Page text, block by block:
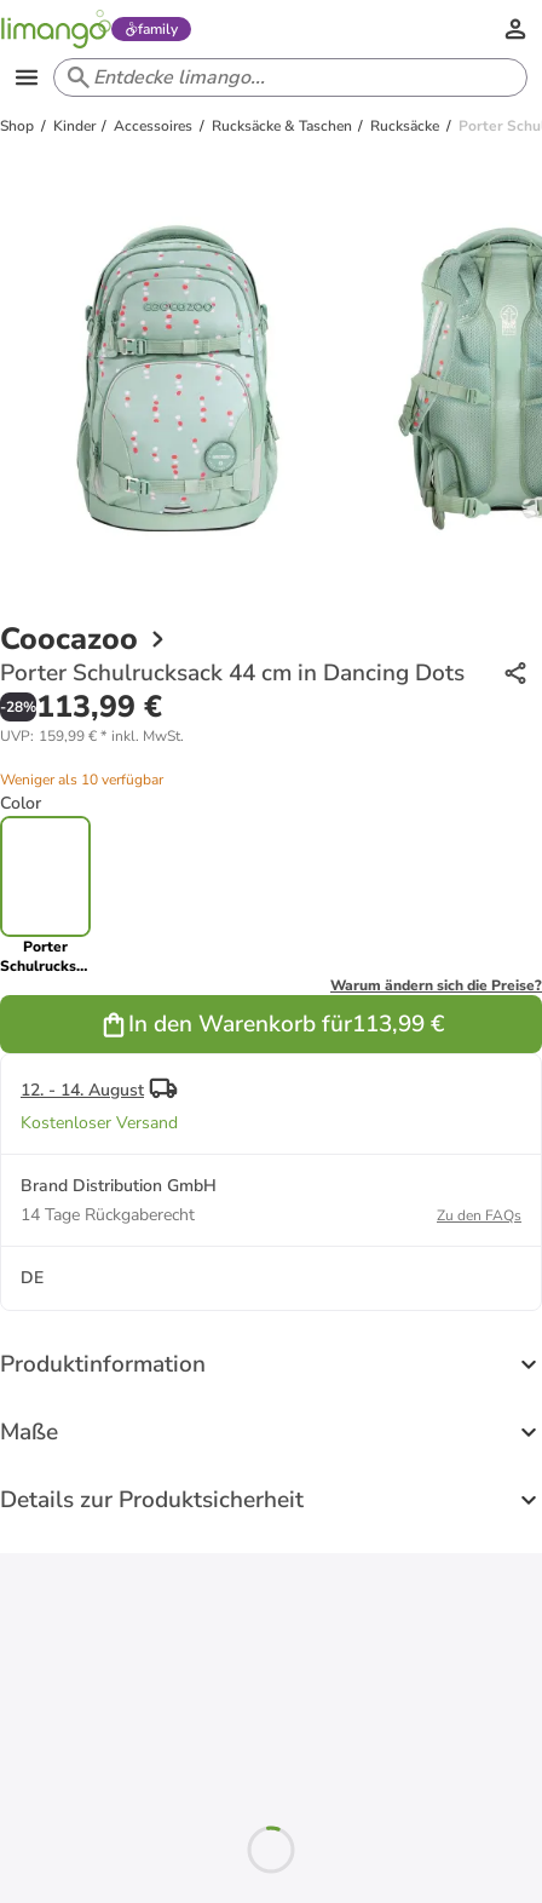
family
Shop Kinder Accessoires Rucksäcke & Taschen Rucksäcke Porter
Coocazoo
Porter Schulrucksack 44 cm in Dancing Dots
-28%113,99 €
UVP: 159,99 €* inkl. MwSt.
Weniger als 10 verfügbar
Color
Porter
Schulrucksack
Warum ändern sich die Preise?
In den Warenkorb für113,99 €
12. - 14. August
Kostenloser Versand
Brand Distribution GmbH
14 Tage Rückgaberecht
Zu den FAQs
DE
Produktinformation
Maße
Details zur Produktsicherheit